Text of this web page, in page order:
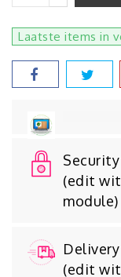
Laatste items in
(edit
module)
(edit